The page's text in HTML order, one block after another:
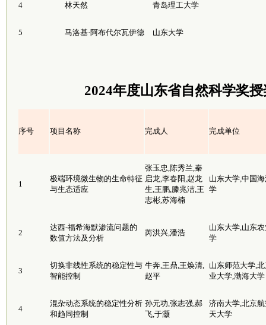
4 林天然 青岛理工大学
5 马洛基·阿布代尔瓦伊德 山东大学
2024年度山东省自然科学奖
序号 项目名称 完成人 完成单位
1
极端环境微生物的生命特征
与生态适应
张玉忠,陈秀兰,秦
启龙,李春阳,赵龙
生,王鹏,滕兆洁,王
志彬,苏海楠
山东大学,中国
学
2
达西-福希海默渗流问题的
数值方法及分析
芮洪兴,潘浩
山东大学,山东
学
3
切换非线性系统的稳定性与
智能控制
牛奔,王鼎,王焕清,
赵平
山东师范大学,
业大学,渤海大学
4
混杂动态系统的稳定性分析
和趋同控制
孙元功,张志强,郝
飞,于灏
济南大学,北京
天大学